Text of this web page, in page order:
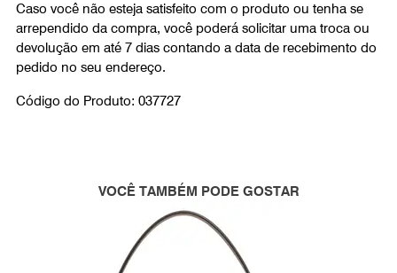
Caso você não esteja satisfeito com o produto ou tenha se
arrependido da compra, você poderá solicitar uma troca ou
devolução em até 7 dias contando a data de recebimento do
pedido no seu endereço.
Código do Produto: 037727
VOCÊ TAMBÉM PODE GOSTAR